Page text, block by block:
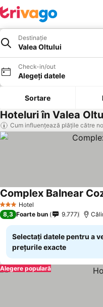
Destinație
Valea Oltului
Check-in/out
Alegeți datele
Sortare
Hoteluri în Valea
Cum influențează plățile către
3 SteleHotel
Complex Balnear
8,3 Foarte bun 9.777
Selectați datele pentru a
prețurile exacte
Alegere populară